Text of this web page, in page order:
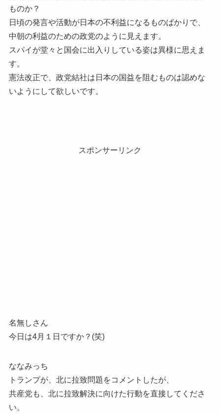
ものか？
日頃の発言や活動が日本の不利益になるものばかりで、
中朝の利益のための政党のように見えます。
スパイが堂々と国会に出入りしている姿は異様に思えま
す。
憲法改正で、政党結社は日本の国益を阻むものは認めな
いようにして欲しいです。
スポンサーリンク
名無しさん
今日は4月１日ですか？(笑)
ななみっち
トランプが、北に拉致問題をコメントしたが、
共産党も、北に拉致解決に向けた行動を直接してくださ
い。